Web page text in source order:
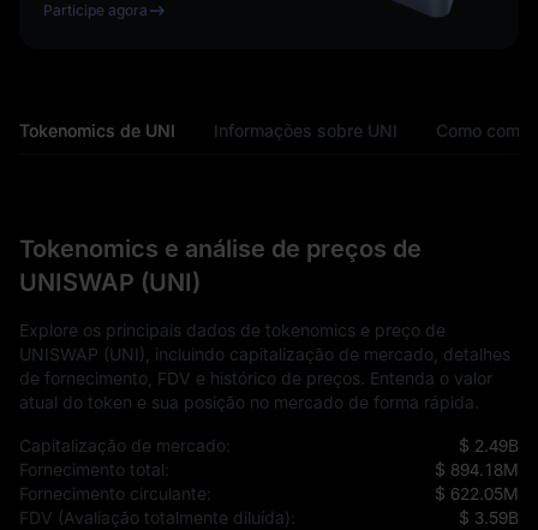
Participe agora
Tokenomics de UNI Informações sobre UNI Como
Tokenomics e análise de preços de
UNISWAP (UNI)
Explore os principais dados de tokenomics e preço de
UNISWAP (UNI), incluindo capitalização de mercado, detalhes
de fornecimento, FDV e histórico de preços. Entenda o valor
atual do token e sua posição no mercado de forma rápida.
Capitalização de mercado:
$ 2.49B
Fornecimento total:
$ 894.18M
Fornecimento circulante:
$ 622.05M
FDV (Avaliação totalmente diluída):
$ 3.59B